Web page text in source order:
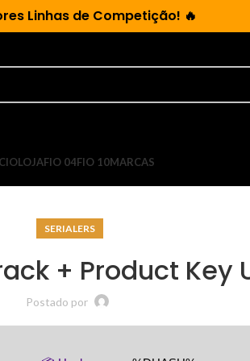
Linhas de Competição! 🔥
LOJAFIO 04FIO 10MARCAS
SERIALERS
+ Product Key
Postado por